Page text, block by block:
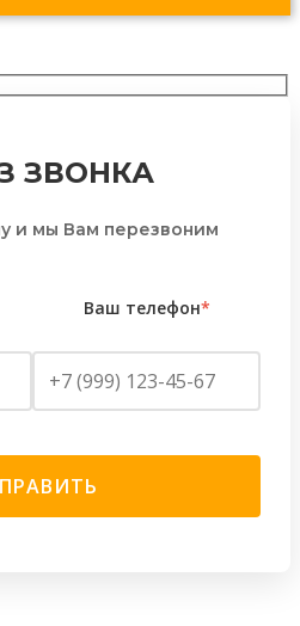
ЗВОНКА
и мы Вам перезвоним
Ваш телефон*